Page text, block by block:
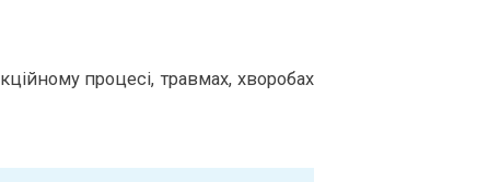
процесі, травмах, хворобах